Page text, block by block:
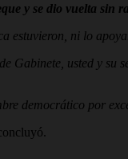
y se dio vuelta sin
estuvieron, ni lo
Gabinete, usted y su
democrático por